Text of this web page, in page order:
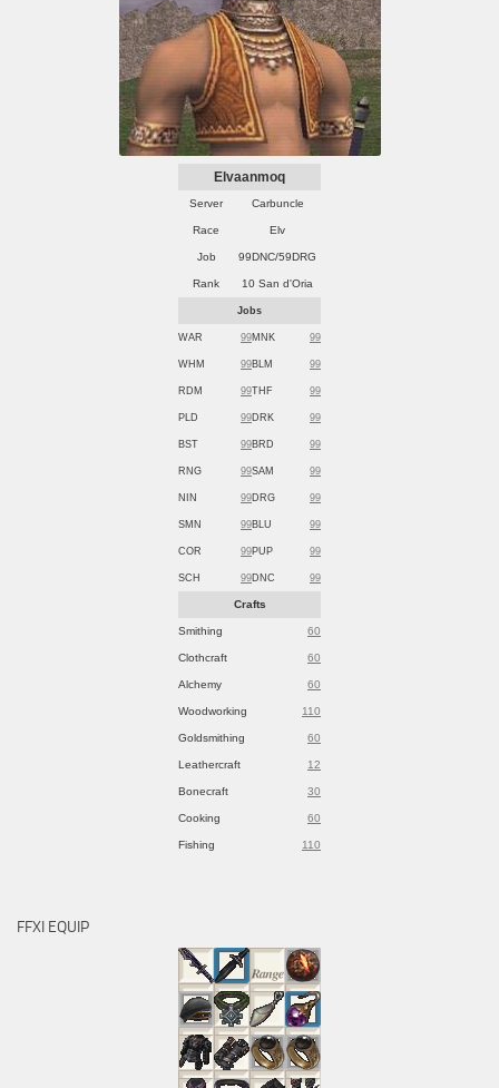
Elvaanmoq
Server Carbuncle
Race Elv
Job 99DNC/59DRG
Rank 10 San d'Oria
Jobs
WAR 99MNK 99
WHM 99BLM 99
RDM 99THF 99
PLD 99DRK 99
BST 99BRD 99
RNG 99SAM 99
NIN 99DRG 99
SMN 99BLU 99
COR 99PUP 99
SCH 99DNC 99
Crafts
Smithing 60
Clothcraft 60
Alchemy 60
Woodworking 110
Goldsmithing 60
Leathercraft 12
Bonecraft 30
Cooking 60
Fishing 110
FFXI EQUIP